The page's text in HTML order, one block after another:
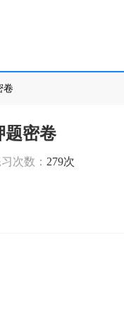
卷
题密卷
次数： 279次